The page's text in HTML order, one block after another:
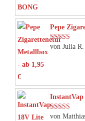
Pepe
Bewertet mit
von Julia R.
Bewertet
von